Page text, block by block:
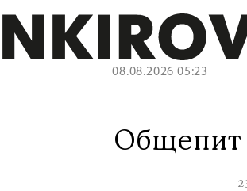
08.08.2026 05:23
Общепит